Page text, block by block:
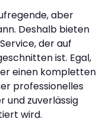
aber
Deshalb bieten
der auf
ist. Egal,
einen kompletten
professionelles
und zuverlässig
wird.